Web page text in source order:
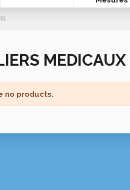
MEDICAUX
no products.